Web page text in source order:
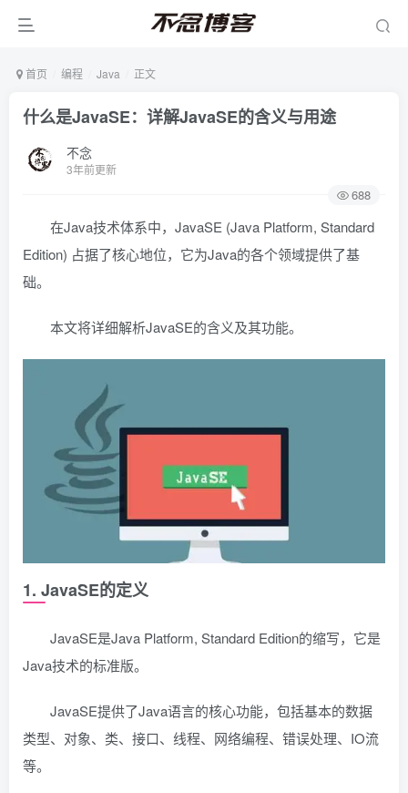
首页 编程 Java 正文
什么是JavaSE：详解JavaSE的含义与用途
不念
3年前更新
688
在Java技术体系中，JavaSE (Java Platform, Standard
Edition) 占据了核心地位，它为Java的各个领域提供了基
础。
本文将详细解析JavaSE的含义及其功能。
1. JavaSE的定义
JavaSE是Java Platform, Standard Edition的缩写，它是
Java技术的标准版。
JavaSE提供了Java语言的核心功能，包括基本的数据
类型、对象、类、接口、线程、网络编程、错误处理、IO流
等。